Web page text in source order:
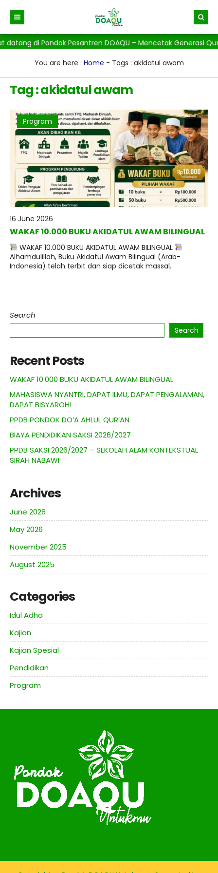
Beranda
Gallery
di Pondok Pesantren DOAQU – Mencetak Generasi
You are here : Home - Tags : akidatul awam
Tag : akidatul awam
Program
16 June 2026
WAKAF 10.000 BUKU AKIDATUL AWAM BILINGUAL
WAKAF 10.000 BUKU AKIDATUL AWAM BILINGUAL
Alhamdulillah, Buku Akidatul Awam Bilingual (Arab-
Indonesia) telah terbit dan siap dicetak massal..
Search
Search
Recent Posts
WAKAF 10.000 BUKU AKIDATUL AWAM BILINGUAL
MAHASISWA NYANTRI, DAPAT ILMU, DAPAT PENGALAMAN,
DAPAT BISYAROH!
PPDB PONDOK DO’A AHLUL QUR’AN
BIAYA PENDIDIKAN SAKSI 2026/2027
PPDB SAKSI 2026/2027 – SEKOLAH ALAM KONTEKSTUAL
SIRAH NABAWI
Archives
June 2026
May 2026
November 2025
August 2025
Categories
Idul Adha
Kajian
Kajian Spesial
Pendidikan
Program